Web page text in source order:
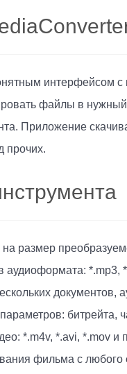
интерфейсом
файлы в
Приложение
прочих.
на размер
*.mp3,
документов,
битрейта,
*.m4v, *.avi, *.mov и
фильма с любого